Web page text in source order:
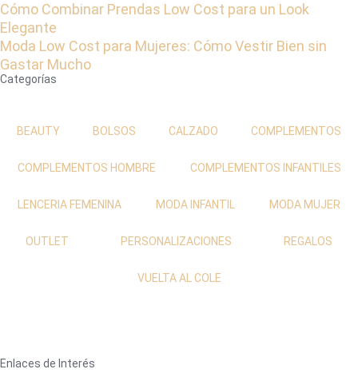
Cómo Combinar Prendas Low Cost para un Look
Elegante
Moda Low Cost para Mujeres: Cómo Vestir Bien sin
Gastar Mucho
Categorías
BEAUTY BOLSOS CALZADO COMPLEMENTOS
COMPLEMENTOS HOMBRE COMPLEMENTOS INFANTILES
LENCERIA FEMENINA MODA INFANTIL MODA MUJER
OUTLET PERSONALIZACIONES REGALOS
VUELTA AL COLE
Enlaces de Interés